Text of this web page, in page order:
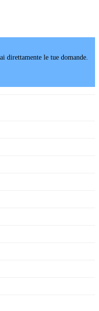
le tue domande.